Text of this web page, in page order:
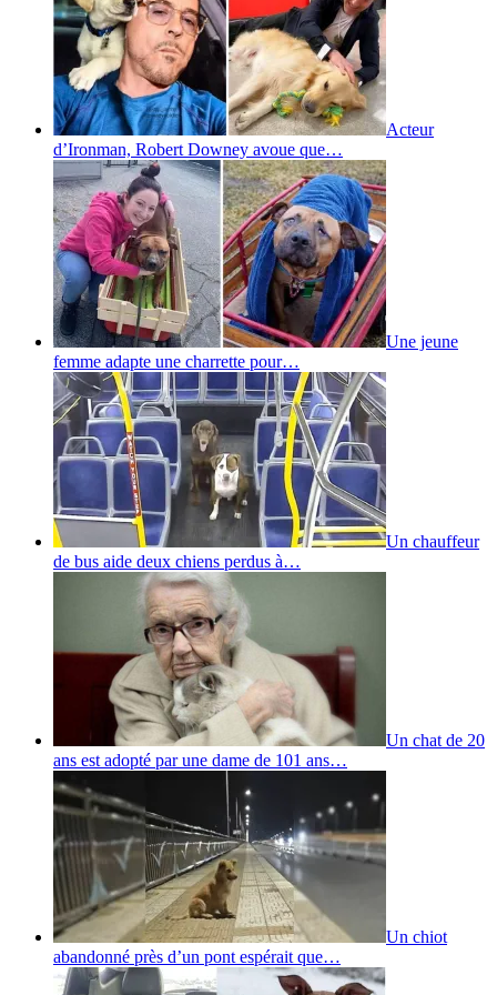
Acteur
d’Ironman, Robert Downey avoue que…
Une jeune
femme adapte une charrette pour…
Un chauffeur
de bus aide deux chiens perdus à…
Un chat de 20
ans est adopté par une dame de 101 ans…
Un chiot
abandonné près d’un pont espérait que…